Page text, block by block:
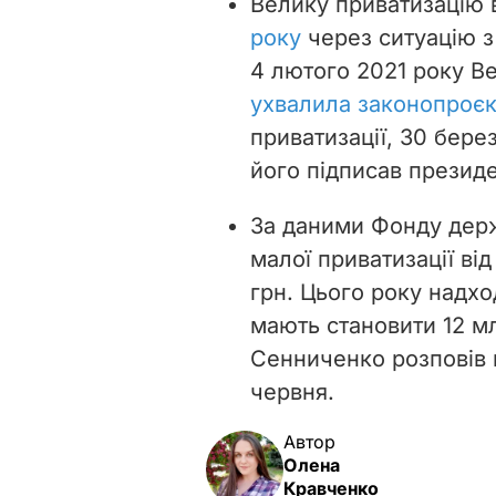
року через ситуацію
4 лютого 2021 року
ухвалила
приватизації, 30
його підписав
За даними Фонду
малої приватизації
грн. Цього року
мають становити 12
Сенниченко
червня.
Автор
Олена
Кравченко